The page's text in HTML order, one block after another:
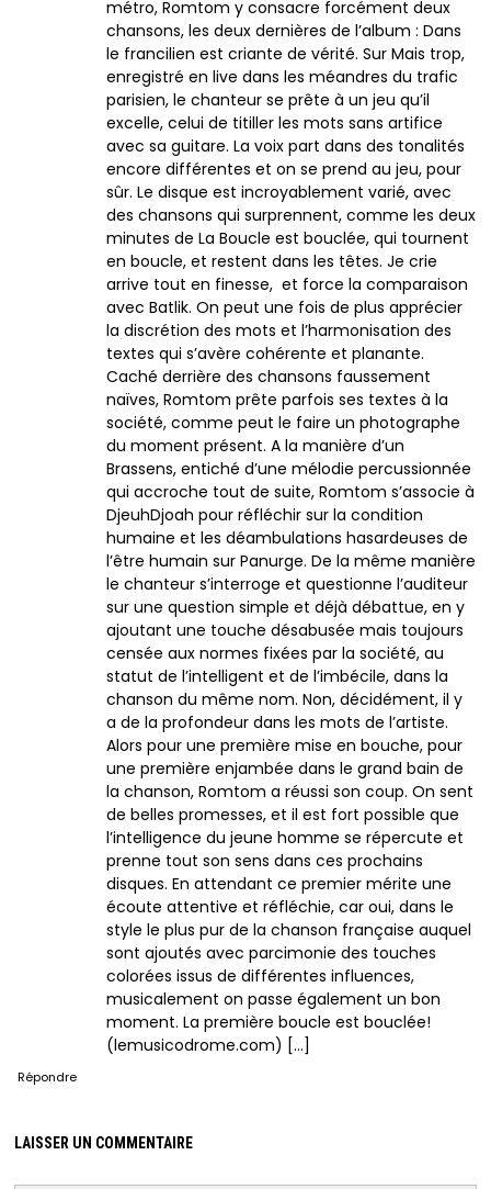
métro, Romtom y consacre forcément deux
chansons, les deux dernières de l’album : Dans
le francilien est criante de vérité. Sur Mais trop,
enregistré en live dans les méandres du trafic
parisien, le chanteur se prête à un jeu qu’il
excelle, celui de titiller les mots sans artifice
avec sa guitare. La voix part dans des tonalités
encore différentes et on se prend au jeu, pour
sûr. Le disque est incroyablement varié, avec
des chansons qui surprennent, comme les deux
minutes de La Boucle est bouclée, qui tournent
en boucle, et restent dans les têtes. Je crie
arrive tout en finesse, et force la comparaison
avec Batlik. On peut une fois de plus apprécier
la discrétion des mots et l’harmonisation des
textes qui s’avère cohérente et planante.
Caché derrière des chansons faussement
naïves, Romtom prête parfois ses textes à la
société, comme peut le faire un photographe
du moment présent. A la manière d’un
Brassens, entiché d’une mélodie percussionnée
qui accroche tout de suite, Romtom s’associe à
DjeuhDjoah pour réfléchir sur la condition
humaine et les déambulations hasardeuses de
l’être humain sur Panurge. De la même manière
le chanteur s’interroge et questionne l’auditeur
sur une question simple et déjà débattue, en y
ajoutant une touche désabusée mais toujours
censée aux normes fixées par la société, au
statut de l’intelligent et de l’imbécile, dans la
chanson du même nom. Non, décidément, il y
a de la profondeur dans les mots de l’artiste.
Alors pour une première mise en bouche, pour
une première enjambée dans le grand bain de
la chanson, Romtom a réussi son coup. On sent
de belles promesses, et il est fort possible que
l’intelligence du jeune homme se répercute et
prenne tout son sens dans ces prochains
disques. En attendant ce premier mérite une
écoute attentive et réfléchie, car oui, dans le
style le plus pur de la chanson française auquel
sont ajoutés avec parcimonie des touches
colorées issus de différentes influences,
musicalement on passe également un bon
moment. La première boucle est bouclée!
(lemusicodrome.com) […]
Répondre
LAISSER UN COMMENTAIRE